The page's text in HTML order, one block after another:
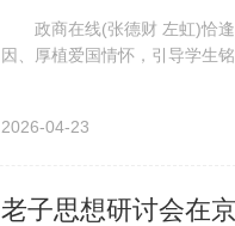
政商在线(张德财 左虹)恰逢
因、厚植爱国情怀，引导学生
2026-04-23
老子思想研讨会在